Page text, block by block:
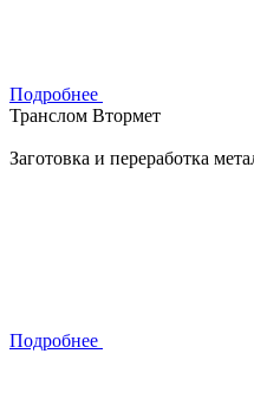
Подробнее
Транслом Втормет
Заготовка и переработка
Подробнее